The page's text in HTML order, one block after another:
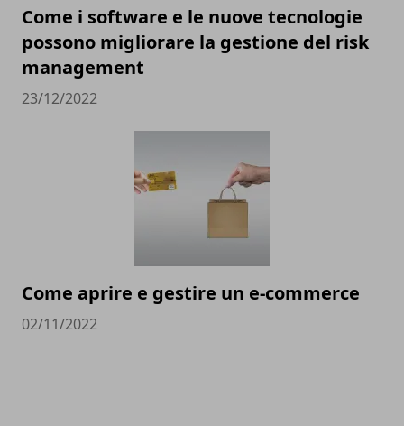
Come i software e le nuove tecnologie
possono migliorare la gestione del risk
management
23/12/2022
Come aprire e gestire un e-commerce
02/11/2022